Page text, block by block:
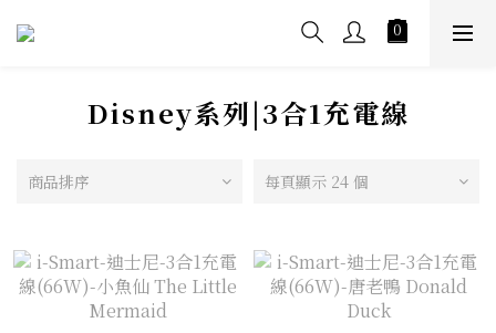
Disney系列|3合1充電線
商品排序 每頁顯示 24 個